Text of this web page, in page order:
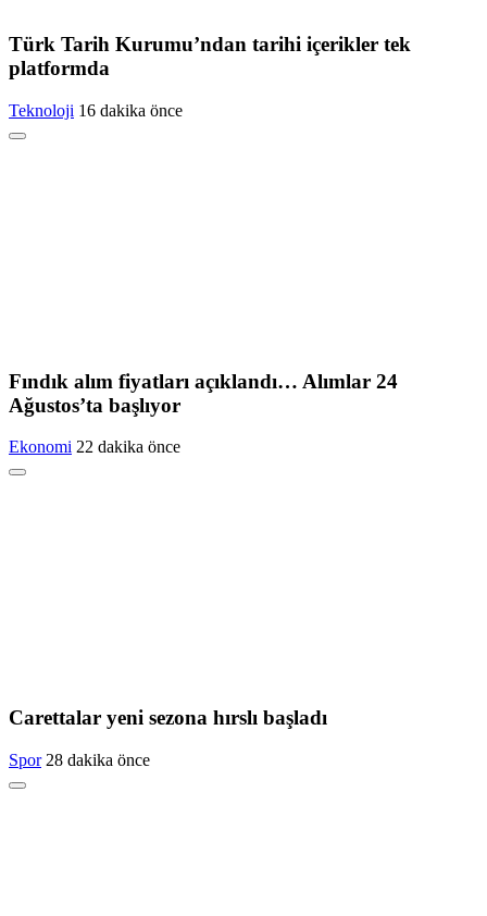
Türk Tarih Kurumu’ndan tarihi içerikler tek
platformda
Teknoloji 16 dakika önce
Fındık alım fiyatları açıklandı… Alımlar 24
Ağustos’ta başlıyor
Ekonomi 22 dakika önce
Carettalar yeni sezona hırslı başladı
Spor 28 dakika önce